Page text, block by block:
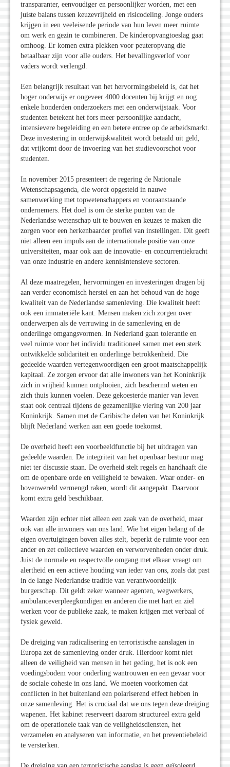
transparanter, eenvoudiger en persoonlijker worden, met een
juiste balans tussen keuzevrijheid en risicodeling. Jonge ouders
krijgen in een veeleisende periode van hun leven meer ruimte
om werk en gezin te combineren. De kinderopvangtoeslag gaat
omhoog. Er komen extra plekken voor peuteropvang die
betaalbaar zijn voor alle ouders. Het bevallingsverlof voor
vaders wordt verlengd.
Een belangrijk resultaat van het hervormingsbeleid is, dat het
hoger onderwijs er ongeveer 4000 docenten bij krijgt en nog
enkele honderden onderzoekers met een onderwijstaak. Voor
studenten betekent het fors meer persoonlijke aandacht,
intensievere begeleiding en een betere entree op de arbeidsmarkt.
Deze investering in onderwijskwaliteit wordt betaald uit geld,
dat vrijkomt door de invoering van het studievoorschot voor
studenten.
In november 2015 presenteert de regering de Nationale
Wetenschapsagenda, die wordt opgesteld in nauwe
samenwerking met topwetenschappers en vooraanstaande
ondernemers. Het doel is om de sterke punten van de
Nederlandse wetenschap uit te bouwen en keuzes te maken die
zorgen voor een herkenbaarder profiel van instellingen. Dit geeft
niet alleen een impuls aan de internationale positie van onze
universiteiten, maar ook aan de innovatie- en concurrentiekracht
van onze industrie en andere kennisintensieve sectoren.
Al deze maatregelen, hervormingen en investeringen dragen bij
aan verder economisch herstel en aan het behoud van de hoge
kwaliteit van de Nederlandse samenleving. Die kwaliteit heeft
ook een immateriële kant. Mensen maken zich zorgen over
onderwerpen als de verruwing in de samenleving en de
onderlinge omgangsvormen. In Nederland gaan tolerantie en
veel ruimte voor het individu traditioneel samen met een sterk
ontwikkelde solidariteit en onderlinge betrokkenheid. Die
gedeelde waarden vertegenwoordigen een groot maatschappelijk
kapitaal. Ze zorgen ervoor dat alle inwoners van het Koninkrijk
zich in vrijheid kunnen ontplooien, zich beschermd weten en
zich thuis kunnen voelen. Deze gekoesterde manier van leven
staat ook centraal tijdens de gezamenlijke viering van 200 jaar
Koninkrijk. Samen met de Caribische delen van het Koninkrijk
blijft Nederland werken aan een goede toekomst.
De overheid heeft een voorbeeldfunctie bij het uitdragen van
gedeelde waarden. De integriteit van het openbaar bestuur mag
niet ter discussie staan. De overheid stelt regels en handhaaft die
om de openbare orde en veiligheid te bewaken. Waar onder- en
bovenwereld vermengd raken, wordt dit aangepakt. Daarvoor
komt extra geld beschikbaar.
Waarden zijn echter niet alleen een zaak van de overheid, maar
ook van alle inwoners van ons land. Wie het eigen belang of de
eigen overtuigingen boven alles stelt, beperkt de ruimte voor een
ander en zet collectieve waarden en verworvenheden onder druk.
Juist de normale en respectvolle omgang met elkaar vraagt om
alertheid en een actieve houding van ieder van ons, zoals dat past
in de lange Nederlandse traditie van verantwoordelijk
burgerschap. Dit geldt zeker wanneer agenten, wegwerkers,
ambulanceverpleegkundigen en anderen die met hart en ziel
werken voor de publieke zaak, te maken krijgen met verbaal of
fysiek geweld.
De dreiging van radicalisering en terroristische aanslagen in
Europa zet de samenleving onder druk. Hierdoor komt niet
alleen de veiligheid van mensen in het geding, het is ook een
voedingsbodem voor onderling wantrouwen en een gevaar voor
de sociale cohesie in ons land. We moeten voorkomen dat
conflicten in het buitenland een polariserend effect hebben in
onze samenleving. Het is cruciaal dat we ons tegen deze dreiging
wapenen. Het kabinet reserveert daarom structureel extra geld
om de operationele taak van de veiligheidsdiensten, het
verzamelen en analyseren van informatie, en het preventiebeleid
te versterken.